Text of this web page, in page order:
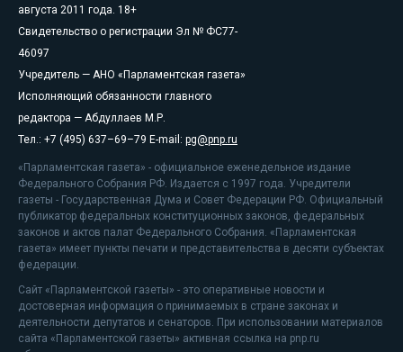
августа 2011 года. 18+
Свидетельство о регистрации Эл № ФС77-
46097
Учредитель — АНО «Парламентская газета»
Исполняющий обязанности главного
редактора — Абдуллаев М.Р.
Тел.: +7 (495) 637–69–79 E-mail: pg@pnp.ru
«Парламентская газета» - официальное еженедельное издание
Федерального Собрания РФ. Издается с 1997 года. Учредители
газеты - Государственная Дума и Совет Федерации РФ. Официальный
публикатор федеральных конституционных законов, федеральных
законов и актов палат Федерального Собрания. «Парламентская
газета» имеет пункты печати и представительства в десяти субъектах
федерации.
Сайт «Парламентской газеты» - это оперативные новости и
достоверная информация о принимаемых в стране законах и
деятельности депутатов и сенаторов. При использовании материалов
сайта «Парламентской газеты» активная ссылка на pnp.ru